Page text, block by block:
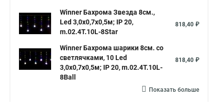
Winner Бахрома Звезда 8см.,
Led 3,0х0,7х0,5м; IP 20,
m.02.4T.10L-8Star
818,40 ₽
Winner Бахрома шарики 8см. со
светлячками, 10 Led
3,0х0,7х0,5м; IP 20, m.02.4T.10L-
8Ball
818,40 ₽
Показать больше